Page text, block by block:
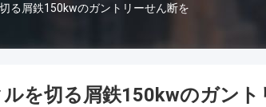
る屑鉄150kwのガントリーせん断を
を切る屑鉄150kwのガント